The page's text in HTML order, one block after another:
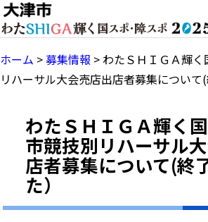
ホーム >募集情報 > わたＳＨＩＧＡ輝
リハーサル大会売店出店者募集について(
わたＳＨＩＧＡ輝く
市競技別リハーサル
店者募集について(終
た）